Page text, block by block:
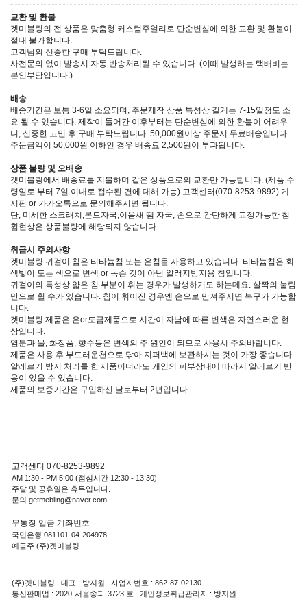
교환 및 환불
겟미블링의 전 상품은 맞춤형 커스텀주얼리로 단순변심에 의한 교환 및 환불이
절대 불가합니다.
고객님의 신중한 구매 부탁드립니다.
사전문의 없이 발송시 자동 반송처리될 수 있습니다. (이때 발생하는 택배비는
본인부담입니다.)
배송
배송기간은 보통 3-6일 소요되며, 주문제작 상품 특성상 길게는 7-15일정도 소
요 될 수 있습니다. 제작이 들어간 이후부터는 단순변심에 의한 환불이 어려우
니, 신중한 고민 후 구매 부탁드립니다. 50,000원이상 주문시 무료배송입니다.
주문금액이 50,000원 이하인 경우 배송료 2,500원이 부과됩니다.
상품 불량 및 오배송
겟미블링에서 배송료를 지불하며 같은 상품으로의 교환만 가능합니다. (제품 수
령일로 부터 7일 이내로 접수된 건에 대해 가능) 고객센터(070-8253-9892) 게
시판 or 카카오톡으로 문의해주시면 됩니다.
단, 미세한 스크래치,본드자국,이음새 땜 자국, 손으로 간단하게 교정가능한 침
휨현상은 상품불량에 해당되지 않습니다.
취급시 주의사항
겟미블링 귀걸이 침은 티타늄침 또는 은침을 사용하고 있습니다. 티타늄침은 회
색빛이 도는 색으로 변색 or 녹슨 것이 아닌 알러지방지용 침입니다.
귀걸이의 특성상 얇은 침 부분이 휘는 경우가 발생하기도 하는데요. 살짝의 눌림
만으로 휠 수가 있습니다. 침이 휘어진 경우엔 손으로 만져주시면 복구가 가능합
니다.
겟미블링 제품은 은or도금제품으로 시간이 자남에 따른 변색은 자연스러운 현
상입니다.
염분과 물, 화장품, 향수등은 변색의 주 원인이 되므로 사용시 주의바랍니다.
제품은 사용 후 부드러운천으로 닦아 지퍼백에 보관하시는 것이 가장 좋습니다.
알레르기 방지 처리를 한 제품이더라도 개인의 피부상태에 따라서 알레르기 반
응이 있을 수 있습니다.
제품의 보증기간은 구입하신 날로부터 2년입니다.
고객센터 070-8253-9892
AM 1:30 - PM 5:00 (점심시간 12:30 - 13:30)
주말 및 공휴일은 휴무입니다.
문의 getmebling@naver.com
무통장 입금 계좌번호
국민은행 081101-04-204978
예금주 (주)겟미블링
(주)겟미블링 대표 : 방지원 사업자번호 : 862-87-02130
통신판매업 : 2020-서울송파-3723 호 개인정보취급관리자 : 방지원